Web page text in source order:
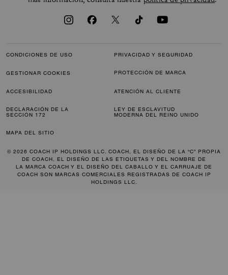
CONDICIONES DE USO PRIVACIDAD Y SEGURIDAD
GESTIONAR COOKIES PROTECCIÓN DE MARCA
ACCESIBILIDAD ATENCIÓN AL CLIENTE
DECLARACIÓN DE LA
SECCIÓN 172
LEY DE ESCLAVITUD
MODERNA DEL REINO UNIDO
MAPA DEL SITIO
© 2026 COACH IP HOLDINGS LLC. COACH, EL DISEÑO DE LA “C” PROPIA
DE COACH, EL DISEÑO DE LAS ETIQUETAS Y DEL NOMBRE DE
LA MARCA COACH Y EL DISEÑO DEL CABALLO Y EL CARRUAJE DE
COACH SON MARCAS COMERCIALES REGISTRADAS DE COACH IP
HOLDINGS LLC.